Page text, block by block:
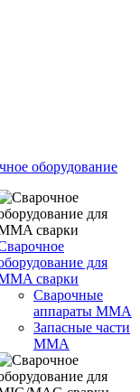
оборудование
для
сварки
Сварочные
аппараты MMA
Запасные части
MMA